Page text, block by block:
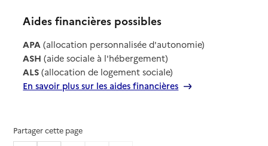
Aides financières possibles
APA (allocation personnalisée d'autonomie)
ASH (aide sociale à l'hébergement)
ALS (allocation de logement sociale)
En savoir plus sur les aides financières
Partager cette page